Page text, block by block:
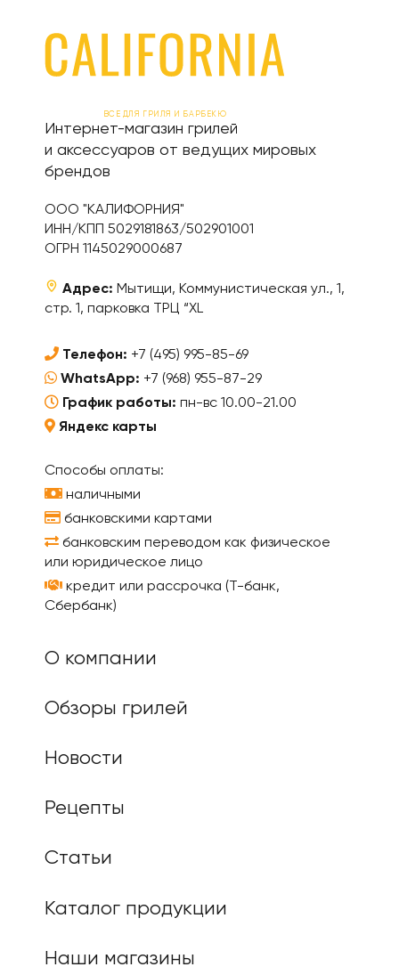
ВСЕ ДЛЯ ГРИЛЯ И БАРБЕКЮ
Интернет-магазин грилей
и аксессуаров от ведущих мировых
брендов
ООО "КАЛИФОРНИЯ"
ИНН/КПП 5029181863/502901001
ОГРН 1145029000687
Адрес: Мытищи, Коммунистическая ул., 1,
стр. 1, парковка ТРЦ “XL
Телефон: +7 (495) 995-85-69
WhatsApp: +7 (968) 955-87-29
График работы: пн-вс 10.00-21.00
Яндекс карты
Способы оплаты:
наличными
банковскими картами
банковским переводом как физическое
или юридическое лицо
кредит или рассрочка (Т-банк,
Сбербанк)
О компании
Обзоры грилей
Новости
Рецепты
Статьи
Каталог продукции
Наши магазины